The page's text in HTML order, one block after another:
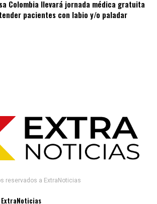
Colombia llevará jornada médica gratuita
pacientes con labio y/o paladar
reservados a ExtraNoticias
ExtraNoticias